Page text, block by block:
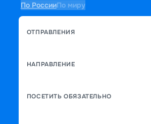
По РоссииПо миру
ОТПРАВЛЕНИЯ
НАПРАВЛЕНИЕ
ПОСЕТИТЬ ОБЯЗАТЕЛЬНО